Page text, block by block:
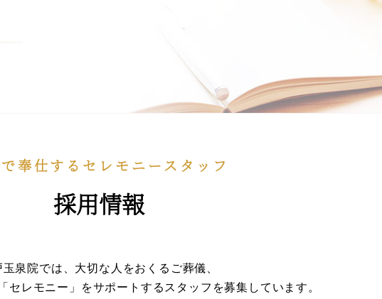
奉仕するセレモニースタッフ
採用情報
玉泉院では、大切な人をおくるご葬儀、
セレモニー」をサポートするスタッフを募集しています。